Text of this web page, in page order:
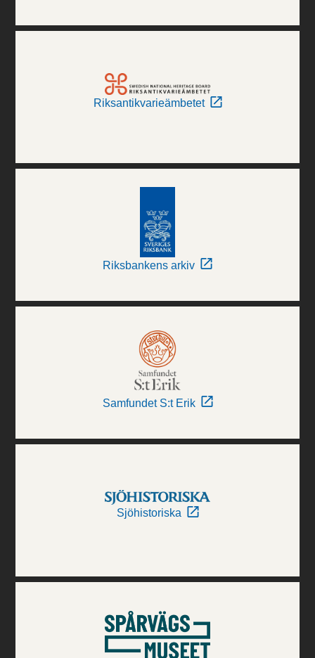
Riksantikvarieämbetet
Riksbankens arkiv
Samfundet S:t Erik
Sjöhistoriska